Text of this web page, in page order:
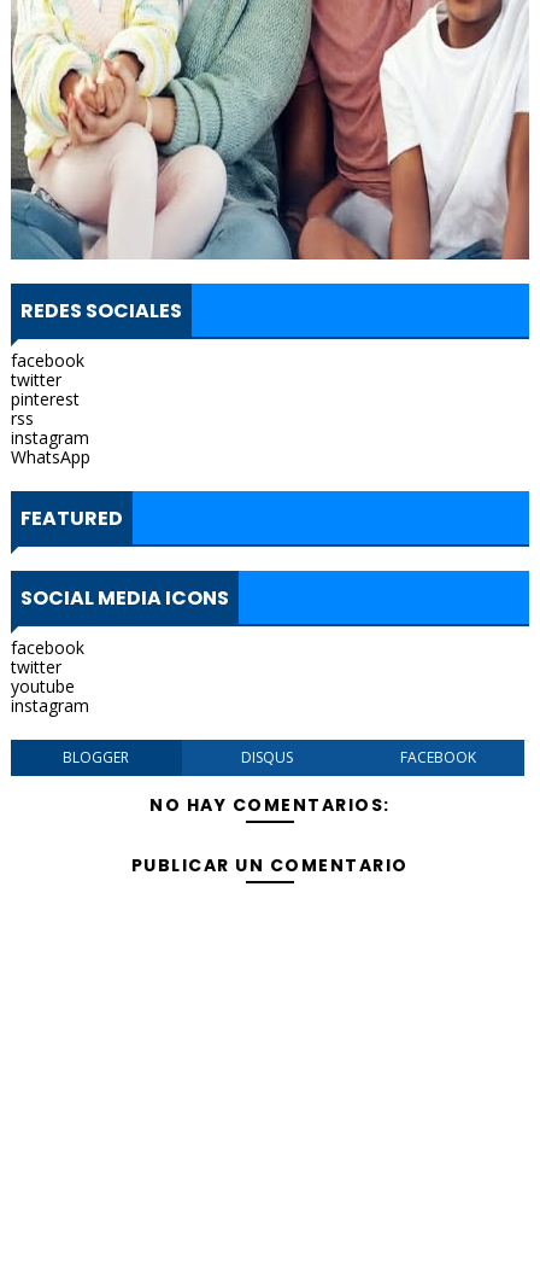
REDES SOCIALES
facebook
twitter
pinterest
rss
instagram
WhatsApp
FEATURED
SOCIAL MEDIA ICONS
facebook
twitter
youtube
instagram
BLOGGER DISQUS FACEBOOK
NO HAY COMENTARIOS:
PUBLICAR UN COMENTARIO